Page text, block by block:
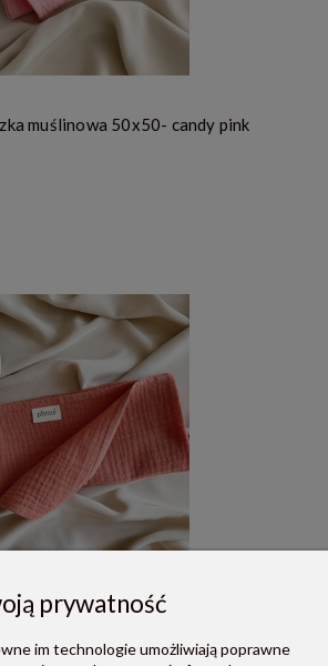
muślinowa 50x50- candy pink
muślinowa 50x50- marsala
prywatność
im technologie umożliwiają poprawne